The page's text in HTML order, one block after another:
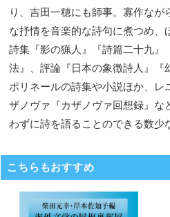
り、吉田一穂にも師事。寡作な
な抒情を音楽的な詩句に煮つめ、
詩集『影の猟人』『詩篇二十九』
法』、評論『日本の象徴詩人』『
ポリネールの詩集や小説ほか、レ
ザノヴァ『カザノヴァ回想録』な
わずに詩を語ることのできる数少
こちらもおすすめ